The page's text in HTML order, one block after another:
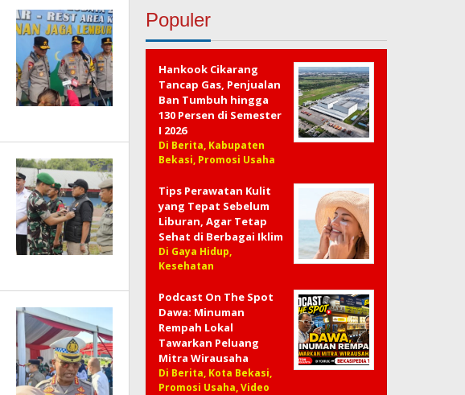
Populer
Hankook Cikarang
Tancap Gas, Penjualan
Ban Tumbuh hingga
130 Persen di Semester
I 2026
Di Berita, Kabupaten
Bekasi, Promosi Usaha
Tips Perawatan Kulit
yang Tepat Sebelum
Liburan, Agar Tetap
Sehat di Berbagai Iklim
Di Gaya Hidup,
Kesehatan
Podcast On The Spot
Dawa: Minuman
Rempah Lokal
Tawarkan Peluang
Mitra Wirausaha
Di Berita, Kota Bekasi,
Promosi Usaha, Video